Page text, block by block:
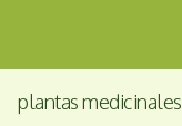
plantas medicinales